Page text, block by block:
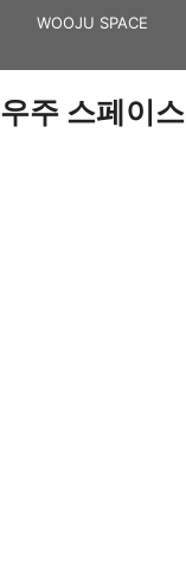
WOOJU SPACE
우주 스페이스